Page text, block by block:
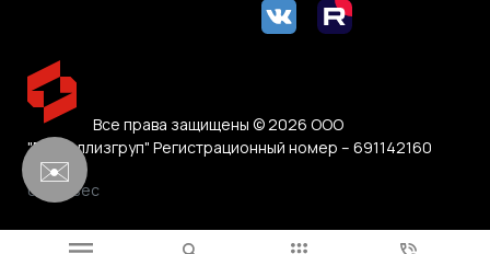
Все права защищены © 2026 ООО
"Белвиллизгруп" Регистрационный номер – 691142160
0.054 sec
✉️